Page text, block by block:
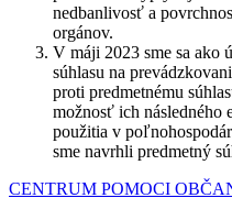
nedbanlivosť a
orgánov.
V máji 2023 sme sa ako
súhlasu na
proti predmetnému
možnosť ich následného
použitia v
sme navrhli predmetný
CENTRUM POMOCI